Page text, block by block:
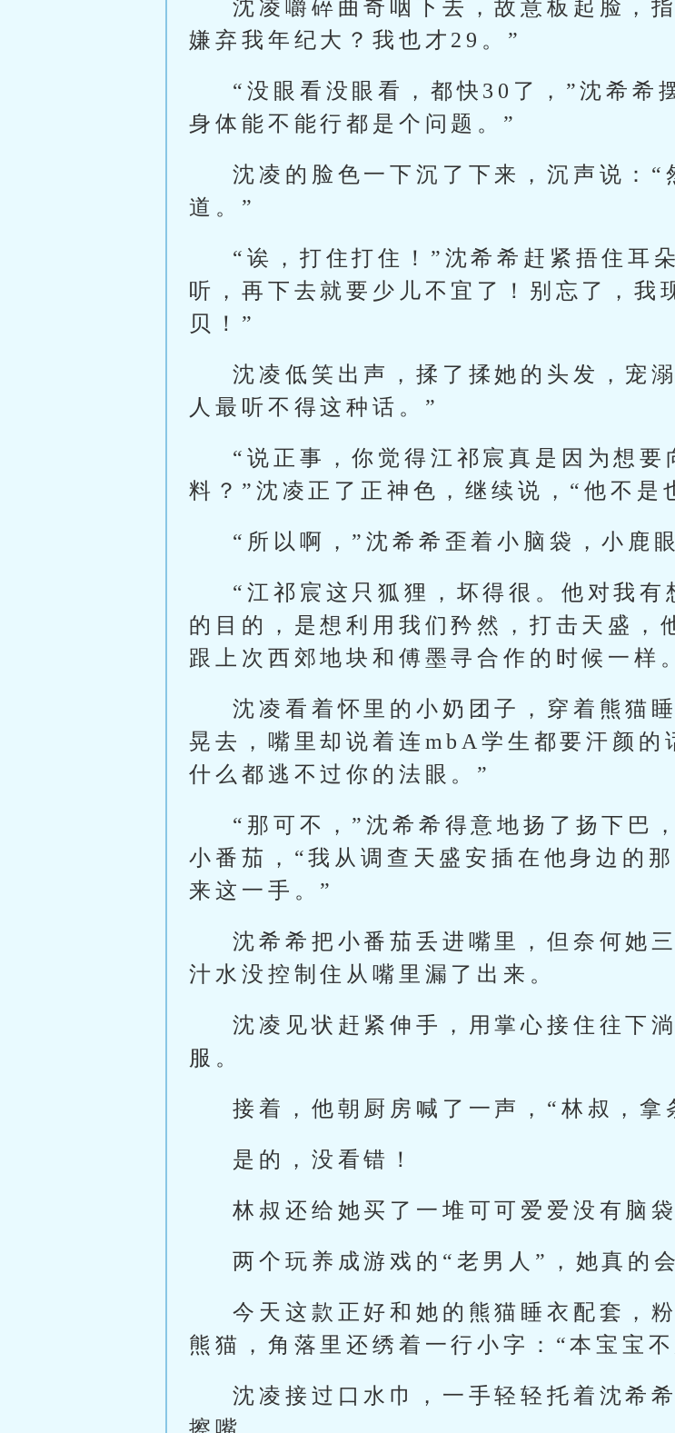
沈凌嚼碎曲奇咽下去，故意板起脸，
嫌弃我年纪大？我也才29。”
“没眼看没眼看，都快30了，”沈希希
身体能不能行都是个问题。”
沈凌的脸色一下沉了下来，沉声说：“
道。”
“诶，打住打住！”沈希希赶紧捂住耳
听，再下去就要少儿不宜了！别忘了，我
贝！”
沈凌低笑出声，揉了揉她的头发，宠
人最听不得这种话。”
“说正事，你觉得江祁宸真是因为想要
料？”沈凌正了正神色，继续说，“他不是
“所以啊，”沈希希歪着小脑袋，小鹿
“江祁宸这只狐狸，坏得很。他对我
的目的，是想利用我们矜然，打击天盛，
跟上次西郊地块和傅墨寻合作的时候一样
沈凌看着怀里的小奶团子，穿着熊猫
晃去，嘴里却说着连mbA学生都要汗颜的
什么都逃不过你的法眼。”
“那可不，”沈希希得意地扬了扬下巴
小番茄，“我从调查天盛安插在他身边的
来这一手。”
沈希希把小番茄丢进嘴里，但奈何她
汁水没控制住从嘴里漏了出来。
沈凌见状赶紧伸手，用掌心接住往下
服。
接着，他朝厨房喊了一声，“林叔，拿
是的，没看错！
林叔还给她买了一堆可可爱爱没有脑
两个玩养成游戏的“老男人”，她真的会
今天这款正好和她的熊猫睡衣配套，
熊猫，角落里还绣着一行小字：“本宝宝不
沈凌接过口水巾，一手轻轻托着沈希